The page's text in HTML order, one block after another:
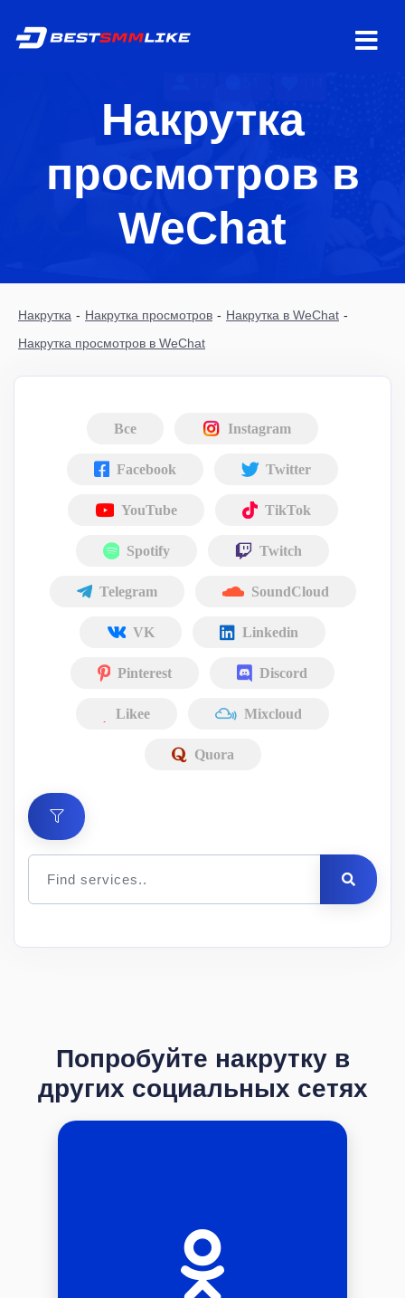
Накрутка
просмотров в
WeChat
Накрутка - Накрутка просмотров - Накрутка в WeChat -
Накрутка просмотров в WeChat
Все Instagram
Facebook Twitter
YouTube TikTok
Spotify Twitch
Telegram SoundCloud
VK Linkedin
Pinterest Discord
Likee Mixcloud
Quora
Попробуйте накрутку в
других социальных сетях